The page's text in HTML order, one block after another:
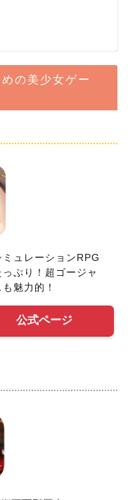
の美少女ゲー
ュレーションRPG
ぷり！超ゴージャ
魅力的！
公式ページ